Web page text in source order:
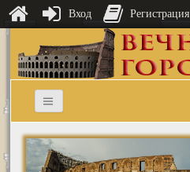
Вход Регистрация